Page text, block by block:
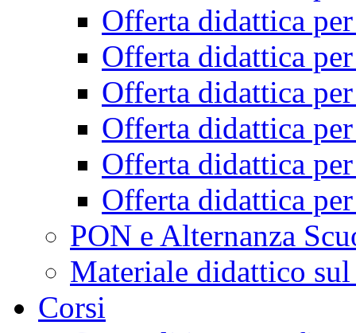
Offerta didattica
Offerta didattica
Offerta didattica
Offerta didattica
Offerta didattica
Offerta didattica
PON e Alternanza
Materiale didattico
Corsi